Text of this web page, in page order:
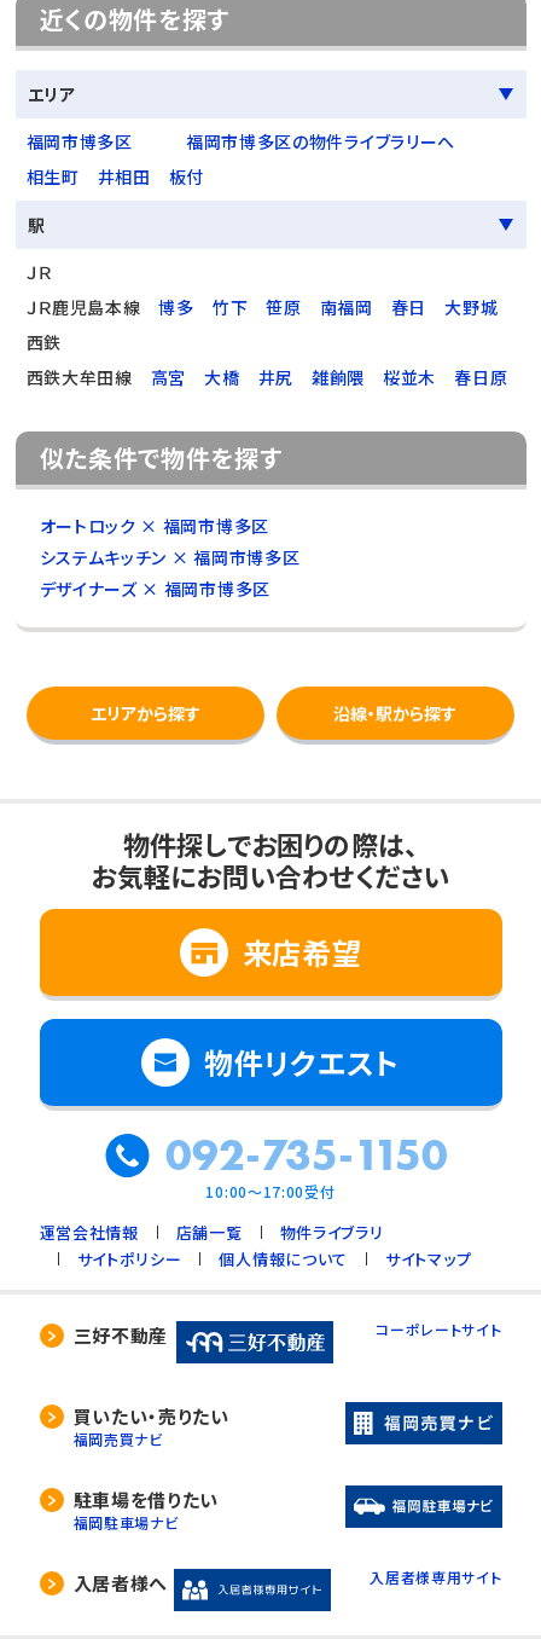
近くの物件を探す
エリア
福岡市博多区
福岡市博多区の物件ライブラリーへ
相生町
井相田
板付
駅
ＪＲ
ＪＲ鹿児島本線
博多 竹下 笹原 南福岡 春日
大野城
西鉄
西鉄大牟田線
高宮 大橋 井尻 雑餉隈 桜並木 春日原
似た条件で物件を探す
オートロック × 福岡市博多区
システムキッチン × 福岡市博多区
デザイナーズ × 福岡市博多区
エリアから探す 沿線・駅から探す
物件探しでお困りの際は、
お気軽にお問い合わせください
来店希望
物件リクエスト
092-735-1150
10:00～17:00受付
運営会社情報 店舗一覧
物件ライブラリ
サイトポリシー
個人情報について サイトマップ
三好不動産 コーポレートサイト
買いたい・売りたい
福岡売買ナビ
駐車場を借りたい
福岡駐車場ナビ
入居者様へ 入居者様専用サイト